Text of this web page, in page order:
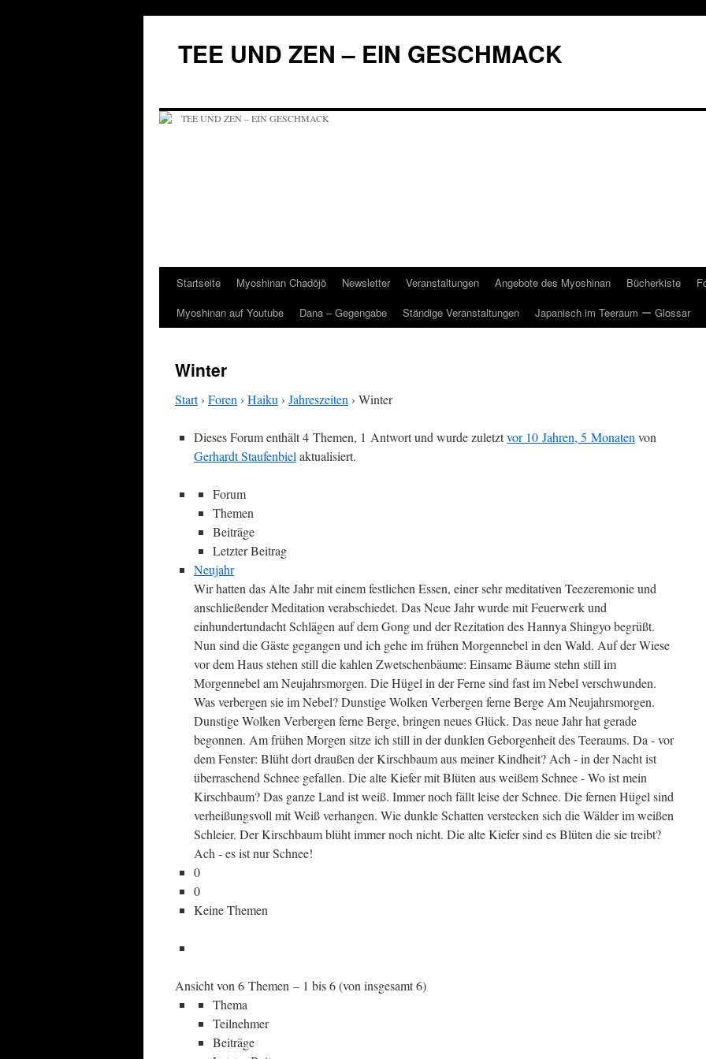
springen
TEE UND ZEN – EIN GESCHMACK
Startseite Myoshinan Chadōjō Newsletter Veranstaltungen Angebote des Myoshinan Bücherkiste
Myoshinan auf Youtube
Dana – Gegengabe Ständige Veranstaltungen Japanisch im Teeraum ー Glossar
Winter
Start › Foren › Haiku › Jahreszeiten › Winter
Dieses Forum enthält 4 Themen, 1 Antwort und wurde zuletztvor 10 Jahren, 5 Monaten von
Gerhardt Staufenbiel aktualisiert.
Forum
Themen
Beiträge
Letzter Beitrag
Neujahr
Wir hatten das Alte Jahr mit einem festlichen Essen, einer sehr meditativen Teezeremonie und
anschließender Meditation verabschiedet. Das Neue Jahr wurde mit Feuerwerk und
einhundertundacht Schlägen auf dem Gong und der Rezitation des Hannya Shingyo begrüßt.
Nun sind die Gäste gegangen und ich gehe im frühen Morgennebel in den Wald. Auf der Wiese
vor dem Haus stehen still die kahlen Zwetschenbäume: Einsame Bäume stehn still im
Morgennebel am Neujahrsmorgen. Die Hügel in der Ferne sind fast im Nebel verschwunden.
Was verbergen sie im Nebel? Dunstige Wolken Verbergen ferne Berge Am Neujahrsmorgen.
Dunstige Wolken Verbergen ferne Berge, bringen neues Glück. Das neue Jahr hat gerade
begonnen. Am frühen Morgen sitze ich still in der dunklen Geborgenheit des Teeraums. Da - vor
dem Fenster: Blüht dort draußen der Kirschbaum aus meiner Kindheit? Ach - in der Nacht ist
überraschend Schnee gefallen. Die alte Kiefer mit Blüten aus weißem Schnee - Wo ist mein
Kirschbaum? Das ganze Land ist weiß. Immer noch fällt leise der Schnee. Die fernen Hügel sind
verheißungsvoll mit Weiß verhangen. Wie dunkle Schatten verstecken sich die Wälder im weißen
Schleier. Der Kirschbaum blüht immer noch nicht. Die alte Kiefer sind es Blüten die sie treibt?
Ach - es ist nur Schnee!
0
0
Keine Themen
Ansicht von 6 Themen – 1 bis 6 (von insgesamt 6)
Thema
Teilnehmer
Beiträge